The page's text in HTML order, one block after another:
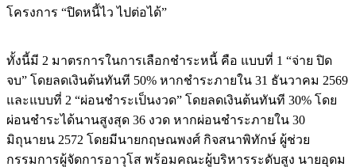
โครงการ “ปิดหนี้ไว ไปต่อได้”
ทั้งนี้มี 2 มาตรการในการเลือกชำระหนี้ คือ แบบที่ 1 “จ่าย ปิด
จบ” โดยลดเงินต้นทันที 50% หากชำระภายใน 31 ธันวาคม 2569
และแบบที่ 2 “ผ่อนชำระเป็นงวด” โดยลดเงินต้นทันที 30% โดย
ผ่อนชำระได้นานสูงสุด 36 งวด หากผ่อนชำระภายใน 30
มิถุนายน 2572 โดยมีนายกฤษณพงศ์ กิจสนาพิทักษ์ ผู้ช่วย
กรรมการผู้จัดการอาวุโส พร้อมคณะผู้บริหารระดับสูง นายอุดม